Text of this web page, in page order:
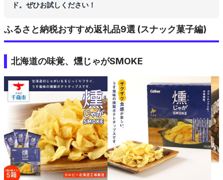
ド。ぜひお試しください！
ふるさと納税おすすめ返礼品9選 (スナック菓子編)
北海道の味覚、燻じゃがSMOKE